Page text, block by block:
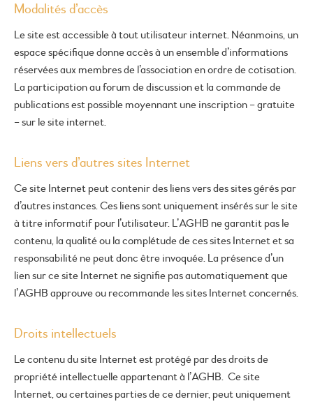
Modalités d’accès
Le site est accessible à tout utilisateur internet. Néanmoins, un
espace spécifique donne accès à un ensemble d’informations
réservées aux membres de l’association en ordre de cotisation.
La participation au forum de discussion et la commande de
publications est possible moyennant une inscription – gratuite
– sur le site internet.
Liens vers d’autres sites Internet
Ce site Internet peut contenir des liens vers des sites gérés par
d’autres instances. Ces liens sont uniquement insérés sur le site
à titre informatif pour l’utilisateur. L’AGHB ne garantit pas le
contenu, la qualité ou la complétude de ces sites Internet et sa
responsabilité ne peut donc être invoquée. La présence d’un
lien sur ce site Internet ne signifie pas automatiquement que
l’AGHB approuve ou recommande les sites Internet concernés.
Droits intellectuels
Le contenu du site Internet est protégé par des droits de
propriété intellectuelle appartenant à l’AGHB. Ce site
Internet, ou certaines parties de ce dernier, peut uniquement